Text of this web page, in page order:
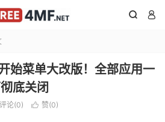
 
始菜单大改版！全部应用一
底关闭
评论(0)  赞(0)